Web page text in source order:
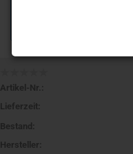
Artikel-Nr.:
Lieferzeit:
Bestand:
Hersteller: